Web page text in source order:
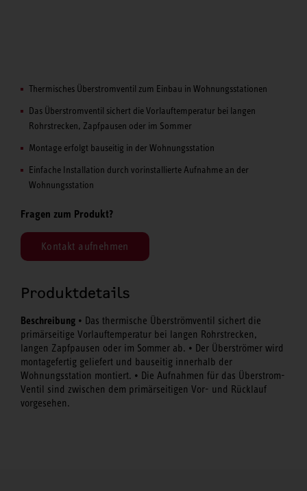
Thermisches Überstromventil zum Einbau in Wohnungsstationen
Das Überstromventil sichert die Vorlauftemperatur bei langen
Rohrstrecken, Zapfpausen oder im Sommer
Montage erfolgt bauseitig in der Wohnungsstation
Einfache Installation durch vorinstallierte Aufnahme an der
Wohnungsstation
Fragen zum Produkt?
Kontakt aufnehmen
Produktdetails
Beschreibung • Das thermische Überströmventil sichert die
primärseitige Vorlauftemperatur bei langen Rohrstrecken,
langen Zapfpausen oder im Sommer ab. • Der Überströmer wird
montagefertig geliefert und bauseitig innerhalb der
Wohnungsstation montiert. • Die Aufnahmen für das Überstrom-
Ventil sind zwischen dem primärseitigen Vor- und Rücklauf
vorgesehen.